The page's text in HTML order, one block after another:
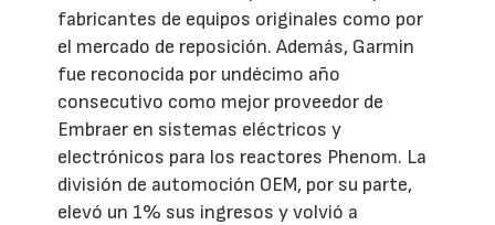
fabricantes de equipos originales como por
el mercado de reposición. Además, Garmin
fue reconocida por undécimo año
consecutivo como mejor proveedor de
Embraer en sistemas eléctricos y
electrónicos para los reactores Phenom. La
división de automoción OEM, por su parte,
elevó un 1% sus ingresos y volvió a